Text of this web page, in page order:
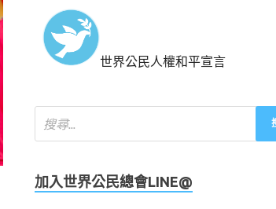
世界公民人權和平宣言
加入世界公民總會LINE@